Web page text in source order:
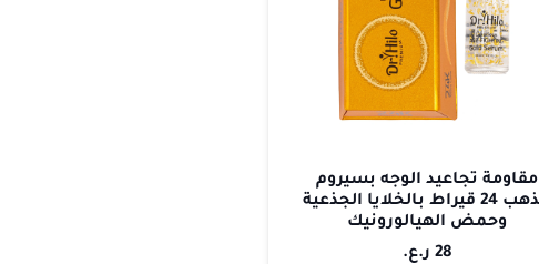
مقاومة تجاعيد الوجه بسيروم
الذهب 24 قيراط بالخلايا الجذعية
وحمض الهيالورونيك
28 ر.ع.